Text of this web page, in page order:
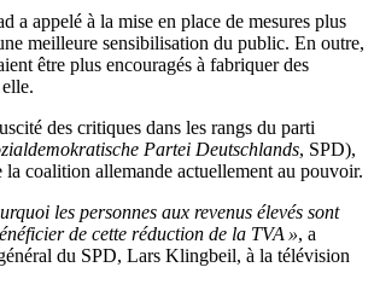
a appelé à la mise en place de mesures plus
meilleure sensibilisation du public. En outre,
être plus encouragés à fabriquer des
des critiques dans les rangs du parti
Partei Deutschlands, SPD),
la coalition allemande actuellement au pouvoir.
les personnes aux revenus élevés sont
de cette réduction de la TVA », a
du SPD, Lars Klingbeil, à la télévision